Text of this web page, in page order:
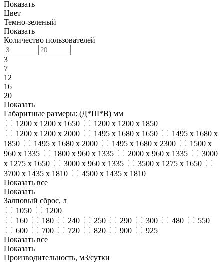
Показать
Цвет
Темно-зеленый
Показать
Количество пользователей
3
7
12
16
20
Показать
Габаритные размеры: (Д*Ш*В) мм
1200 x 1200 x 1650
1200 x 1200 x 1850
1200 x 1200 x 2000
1495 x 1680 x 1650
1495 x 1680 x
1850
1495 x 1680 x 2000 1495 x 1680 x 2300
1500 x
960 x 1335
1800 x 960 x 1335 2000 x 960 x 1335
3000
x 1275 x 1650
3000 x 960 x 1335
3500 x 1275 x 1650
3700 x 1435 x 1810
4500 x 1435 x 1810
Показать все
Показать
Залповый сброс, л
1050
1200
160
180 240 250 290 300 480
550
600
700 720 820 900
925
Показать все
Показать
Производительность, м3/сутки